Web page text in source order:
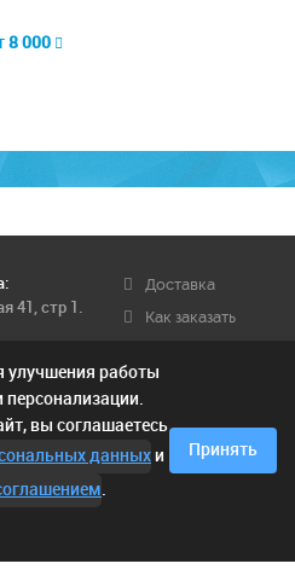
8 000
41, стр 1.
682-42-
Доставка
Как заказать
Условия
доставки
Отзывы
улучшения работы
персонализации.
вы соглашаетесь
данныхи
.
Принять